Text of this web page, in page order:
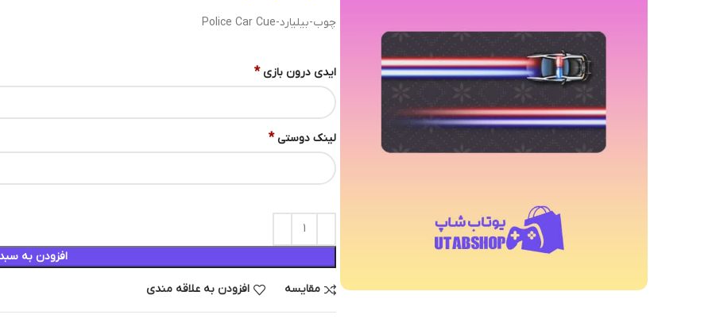
چوب-بیلیارد-Police Car Cue
ایدی درون بازی *
لینک دوستی *
افزودن به
مقایسه افزودن به علاقه مندی